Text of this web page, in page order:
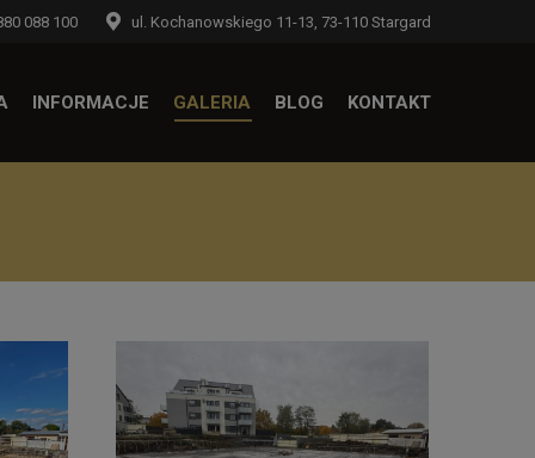
088 100 ul. Kochanowskiego 11-13, 73-110 Stargard
INFORMACJE GALERIA BLOG KONTAKT